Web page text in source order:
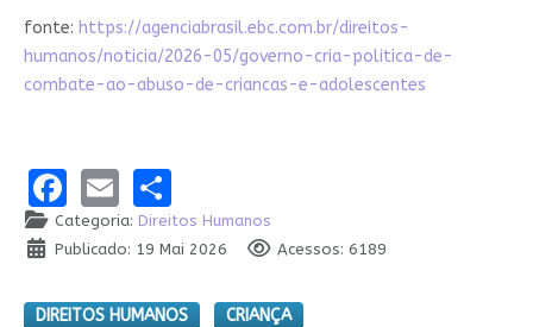
fonte: https://agenciabrasil.ebc.com.br/direitos-
humanos/noticia/2026-05/governo-cria-politica-de-
combate-ao-abuso-de-criancas-e-adolescentes
Facebook
EmailShare
Categoria: Direitos Humanos
Publicado: 19 Mai 2026
Acessos: 6189
DIREITOS HUMANOS
CRIANÇA